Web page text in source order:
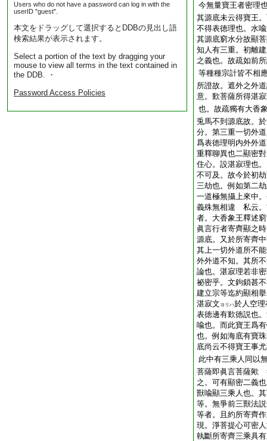
Users who do not have a password can log in with the
userID "guest".
本文をドラッグして選択するとDDBの見出し語
検索結果が表示されます。
Select a portion of the text by dragging your
mouse to view all terms in the text contained in
the DDB. ・
Password Access Policies
今無量寶王者密理
其源底未云得寶王
不得表徳理也。水
其源底窮水分故顯
知人有三重。初離
之義也。故疏如前
等種種宗計皆不相
所證故。遮外之外
意。歎菩薩所得湛
也。故疏獨有大香
兎馬不到源底故。
分。第三重一切外
爲表徳理明内外外
重釋聊異也二顯密
住心。設湛寂理也
不可及。故今於初
三劫也。例如第二
一道極無攝上來中
義殊無相違 私云。
者。大香象王釋述
眞言行者寄齊顯之
源底。又於所寄齊
其上一切外道所不
外外道不知。其所
論也。湛寂理若非
祕密乎。文鉤鎖甚
建立宗等迄約顯相
湛寂文 ヨリハ於人空
表徳邊有歎徳説也
喩也。而此寶王爲
也。例如海底有寶
底尚云不得寶王事
此中有三乘人同以
菩薩即眞言菩薩歟
之。可有顯密二義
獸喩顯三乘人也。
等。無爭前三獸法
等者。且約所寄齊
現。淨菩提心可密
執斷所寄齊三乘具